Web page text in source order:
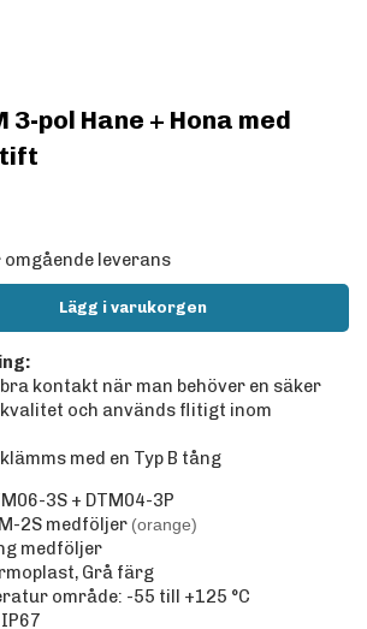
3-pol Hane + Hona med
leverans
Lägg i varukorgen
kontakt när man behöver en säker
och används flitigt inom
med en Typ B tång
3S + DTM04-3P
2S medföljer (orange)
medföljer
Grå färg
område: -55 till +125 °C